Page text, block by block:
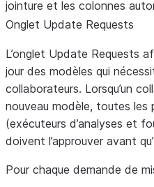
jointure et les colonnes
Onglet Update Requests
L’onglet Update Requests
jour des modèles qui
collaborateurs. Lorsqu’un
nouveau modèle, toutes les
(exécuteurs d’analyses et
doivent l’approuver avant
Pour chaque demande de